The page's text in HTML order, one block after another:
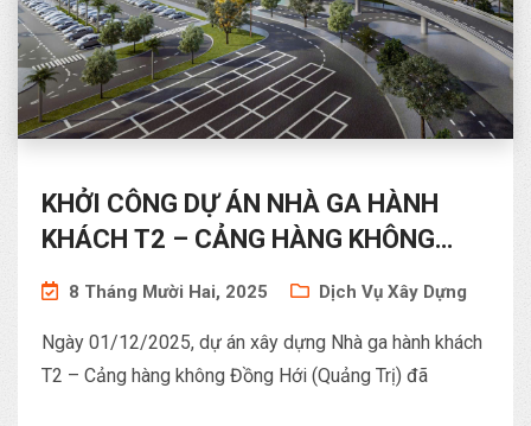
KHỞI CÔNG DỰ ÁN NHÀ GA HÀNH
KHÁCH T2 – CẢNG HÀNG KHÔNG
ĐỒNG HỚI
8 Tháng Mười Hai, 2025 Dịch Vụ Xây Dựng
Ngày 01/12/2025, dự án xây dựng Nhà ga hành khách
T2 – Cảng hàng không Đồng Hới (Quảng Trị) đã